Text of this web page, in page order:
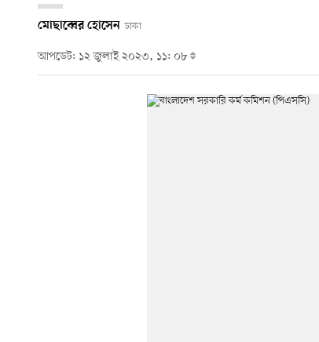
মোছাব্বের হোসেন ঢাকা
আপডেট: ১২ জুলাই ২০২৩, ১১: ০৮